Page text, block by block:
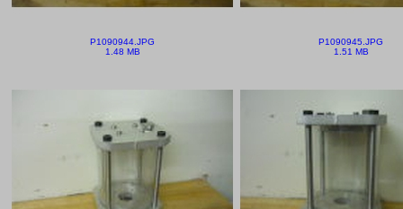
P1090944.JPG
1.48 MB
P1090945.JPG
1.51 MB